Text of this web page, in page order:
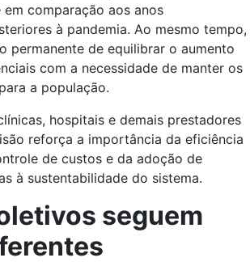
comparação aos anos
à pandemia. Ao mesmo tempo,
permanente de equilibrar o aumento
com a necessidade de manter os
a população.
hospitais e demais prestadores
reforça a importância da eficiência
de custos e da adoção de
à sustentabilidade do sistema.
seguem